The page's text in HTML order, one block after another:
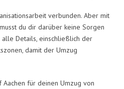
verbunden. Aber mit
du dir darüber keine Sorgen
alle Details, einschließlich der
damit der Umzug
für deinen Umzug von